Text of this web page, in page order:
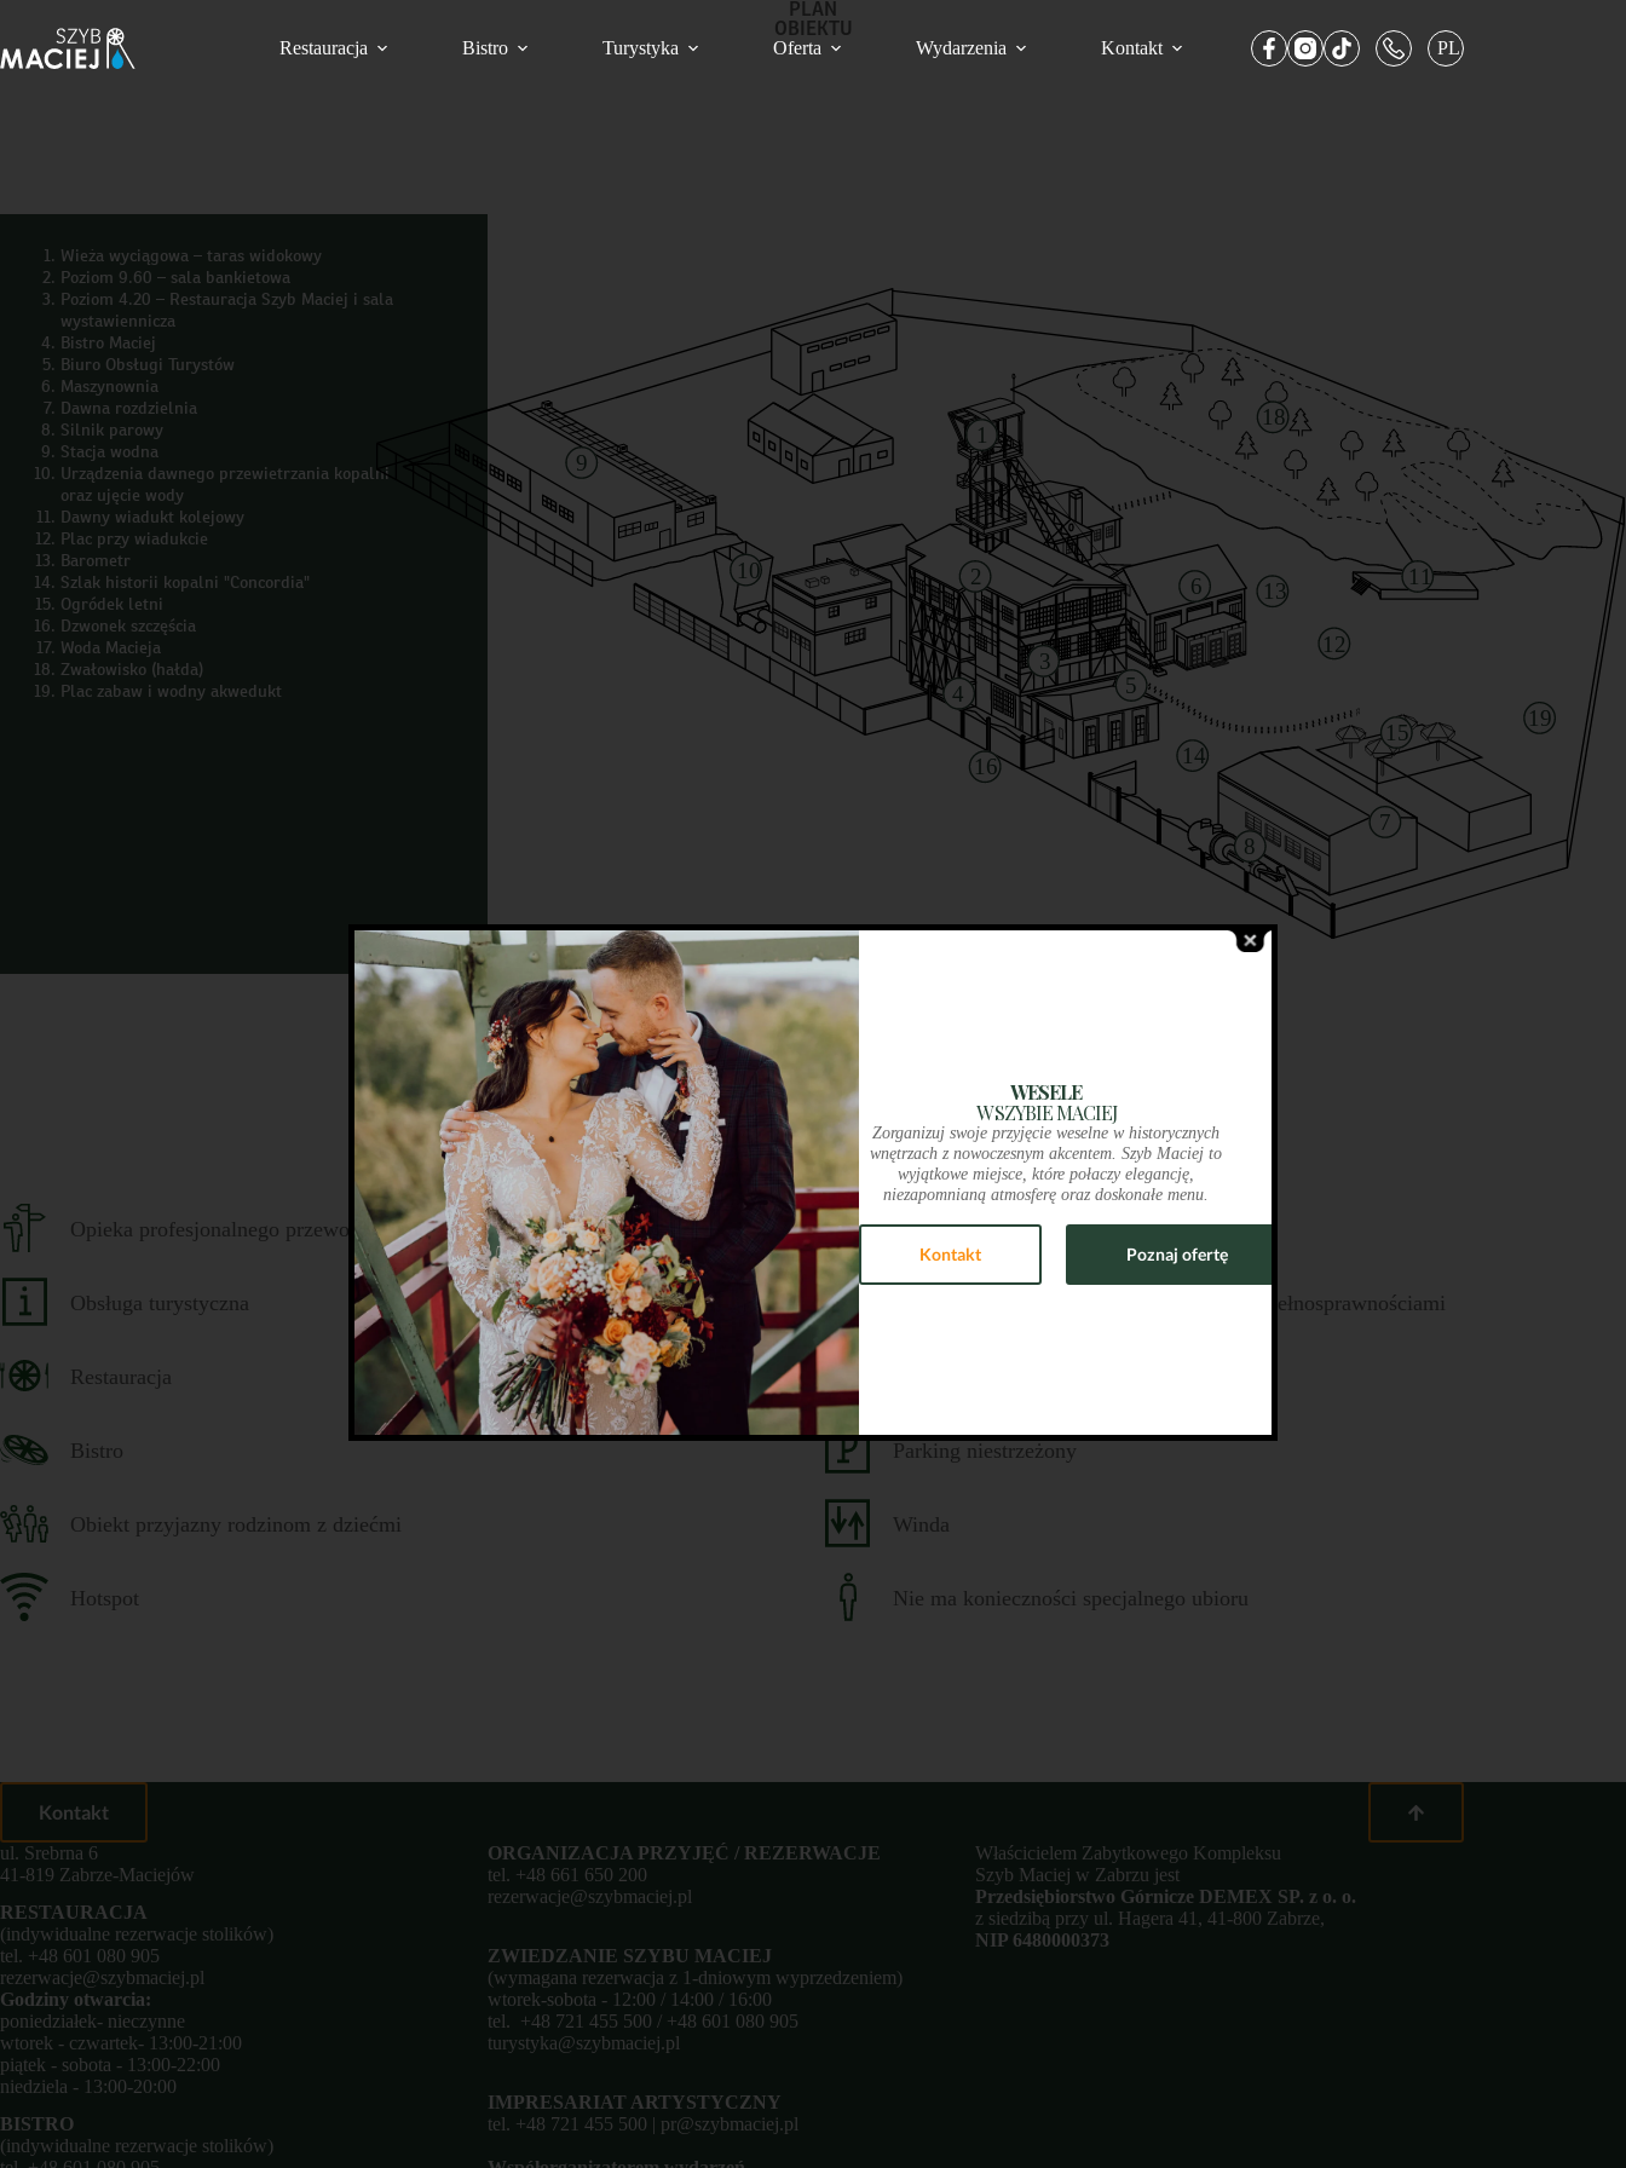
treści
Restauracja Bistro Turystyka Oferta Wydarzenia Kontakt PL
PLAN
OBIEKTU
Wieża wyciągowa – taras widokowy
Poziom 9.60 – sala bankietowa
Poziom 4.20 – Restauracja Szyb Maciej i sala
wystawiennicza
Bistro Maciej
Biuro Obsługi Turystów
Maszynownia
Dawna rozdzielnia
Silnik parowy
Stacja wodna
Urządzenia dawnego przewietrzania kopalni
oraz ujęcie wody
Dawny wiadukt kolejowy
Plac przy wiadukcie
Barometr
Szlak historii kopalni "Concordia"
Ogródek letni
Dzwonek szczęścia
Woda Macieja
Zwałowisko (hałda)
Plac zabaw i wodny akwedukt
19
18
16
15
14
13
12
11
10
9
8
7
6
5
4
3
2
1
Opieka profesjonalnego przewodnika
Obsługa turystyczna
Restauracja
Bistro
Obiekt przyjazny rodzinom z dziećmi
Hotspot
Obiekt przyjazny rowerzystom
Obiekt dostosowany do potrzeb osób z niepełnosprawnościami
Parking niestrzeżony
Winda
Nie ma konieczności specjalnego ubioru
Kontakt
ul. Srebrna 6
41-819 Zabrze-Maciejów
RESTAURACJA
(indywidualne rezerwacje stolików)
tel. +48 601 080 905
rezerwacje@szybmaciej.pl
Godziny otwarcia:
poniedziałek- nieczynne
wtorek - czwartek- 13:00-21:00
piątek - sobota - 13:00-22:00
niedziela - 13:00-20:00
BISTRO
(indywidualne rezerwacje stolików)
ORGANIZACJA PRZYJĘĆ / REZERWACJE
tel. +48 661 650 200
rezerwacje@szybmaciej.pl
ZWIEDZANIE SZYBU MACIEJ
(wymagana rezerwacja z 1-dniowym wyprzedzeniem)
wtorek-sobota - 12:00 / 14:00 / 16:00
tel. +48 721 455 500 / +48 601 080 905
turystyka@szybmaciej.pl
IMPRESARIAT ARTYSTYCZNY
tel. +48 721 455 500 | pr@szybmaciej.pl
Właścicielem Zabytkowego Kompleksu
Szyb Maciej w Zabrzu jest
Przedsiębiorstwo Górnicze DEMEX SP. z o. o.
z siedzibą przy ul. Hagera 41, 41-800 Zabrze,
NIP 6480000373
WESELE
W SZYBIE MACIEJ
Zorganizuj swoje przyjęcie weselne w historycznych
wnętrzach z nowoczesnym akcentem. Szyb Maciej to
wyjątkowe miejsce, które połaczy elegancję,
niezapomnianą atmosferę oraz doskonałe menu.
Kontakt Poznaj ofertę